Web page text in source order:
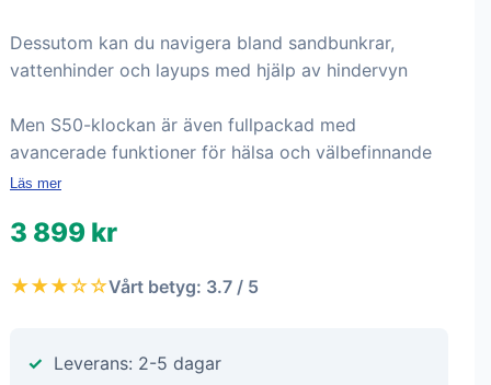
Dessutom kan du navigera bland sandbunkrar,
vattenhinder och layups med hjälp av hindervyn
Men S50-klockan är även fullpackad med
avancerade funktioner för hälsa och välbefinnande
Läs mer
3 899 kr
★★★☆☆Vårt betyg: 3.7 / 5
Leverans: 2-5 dagar